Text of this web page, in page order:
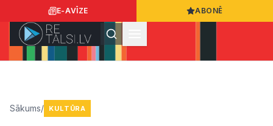
E-AVĪZE ABONĒ
Sākums/ KULTŪRA